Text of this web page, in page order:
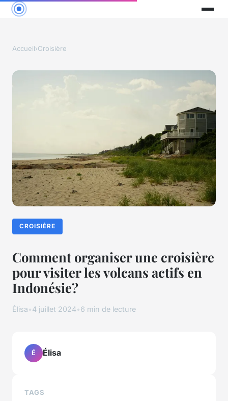
Accueil›Croisière
CROISIÈRE
Comment organiser une croisière
pour visiter les volcans actifs en
Indonésie?
Élisa•4 juillet 2024•6 min de lecture
É Élisa
TAGS